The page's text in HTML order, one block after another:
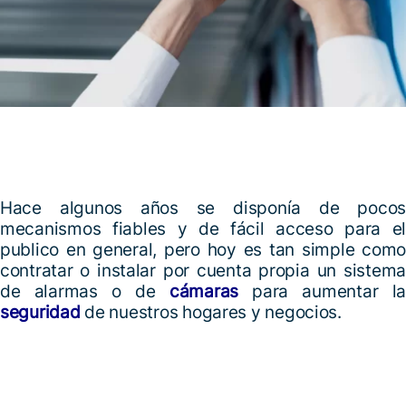
Hace algunos años se disponía de pocos
mecanismos fiables y de fácil acceso para el
publico en general, pero hoy es tan simple como
contratar o instalar por cuenta propia un sistema
de alarmas o de
cámaraspara aumentar la
seguridad de nuestros hogares y negocios.